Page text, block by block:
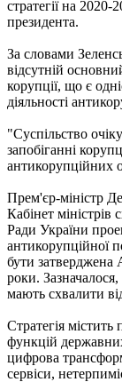
стратегії на
президента.
За словами
відсутній
корупції, що є
діяльності
"Суспільство
запобіганні
антикорупційних
Прем'єр-міністр
Кабінет міністрів
Ради України
антикорупційної
бути затверджена
роки.
мають схвалити
Стратегія
функцій
цифрова
сервіси,